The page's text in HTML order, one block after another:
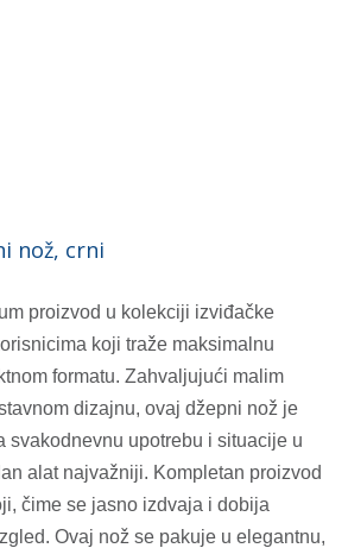
nož, crni
proizvod u kolekciji izviđačke
koji traže maksimalnu
formatu. Zahvaljujući malim
dizajnu, ovaj džepni nož je
svakodnevnu upotrebu i situacije u
alat najvažniji. Kompletan proizvod
čime se jasno izdvaja i dobija
Ovaj nož se pakuje u elegantnu,